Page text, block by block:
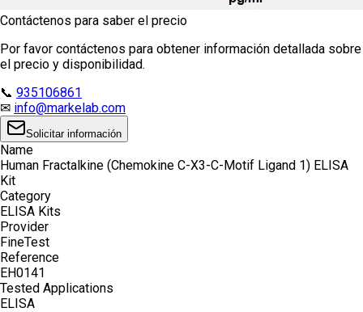
Contáctenos para saber el precio
Por favor contáctenos para obtener información detallada sobre
el precio y disponibilidad.
📞 935106861
✉ info@markelab.com
Solicitar información
Name
Human Fractalkine (Chemokine C-X3-C-Motif Ligand 1) ELISA
Kit
Category
ELISA Kits
Provider
FineTest
Reference
EH0141
Tested Applications
ELISA